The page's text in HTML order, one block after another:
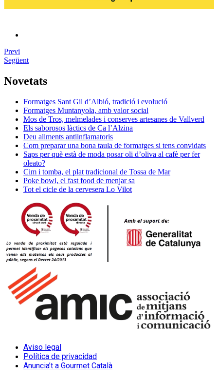
Previ
Següent
Novetats
Formatges Sant Gil d’Albió, tradició i evolució
Formatges Muntanyola, amb valor social
Mos de Tros, melmelades i conserves artesanes de Vallverd
Els saborosos làctics de Ca l’Alzina
Deu aliments antiinflamatoris
Com preparar una bona taula de formatges si tens convidats
Saps per què està de moda posar oli d’oliva al cafè per fer
oleato?
Cim i tomba, el plat tradicional de Tossa de Mar
Poke bowl, el fast food de menjar sa
Tot el cicle de la cervesera Lo Vilot
Aviso legal
Política de privacidad
Anuncia’t a Gourmet Català